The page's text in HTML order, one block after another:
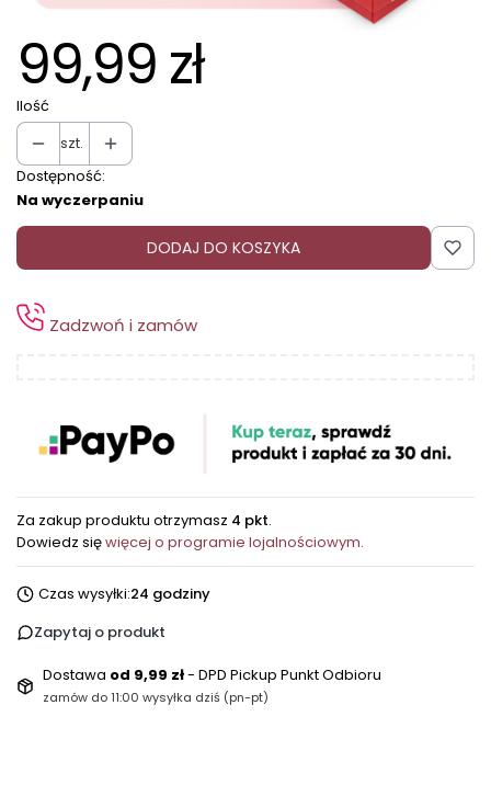
99,99 zł
Ilość
szt.
Dostępność:
Na wyczerpaniu
DODAJ DO KOSZYKA
Zadzwoń i zamów
Za zakup produktu otrzymasz 4 pkt.
Dowiedz sięwięcej o programie lojalnościowym.
Czas wysyłki:24 godziny
Zapytaj o produkt
Dostawa od 9,99 zł- DPD Pickup Punkt Odbioru
zamów do 11:00 wysyłka dziś (pn-pt)